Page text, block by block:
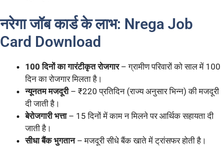
नरेगा जॉब कार्ड के लाभ: Nrega Job
Card Download
100 दिनों का गारंटीकृत रोजगार– ग्रामीण परिवारों को साल में 100
दिन का रोजगार मिलता है।
न्यूनतम मजदूरी– ₹220 प्रतिदिन (राज्य अनुसार भिन्न) की मजदूरी
दी जाती है।
बेरोजगारी भत्ता– 15 दिनों में काम न मिलने पर आर्थिक सहायता दी
जाती है।
सीधा बैंक भुगतान– मजदूरी सीधे बैंक खाते में ट्रांसफर होती है।